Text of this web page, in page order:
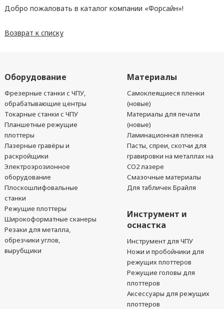
Добро пожаловать в каталог компании «Форсайн»!
Возврат к списку
Оборудование
Фрезерные станки с ЧПУ,
обрабатывающие центры
Токарные станки с ЧПУ
Планшетные режущие
плоттеры
Лазерные гравёры и
раскройщики
Электроэрозионное
оборудование
Плоскошлифовальные
станки
Режущие плоттеры
Широкоформатные сканеры
Резаки для металла,
обрезчики углов,
вырубщики
Материалы
Самоклеящиеся пленки
(новые)
Материалы для печати
(новые)
Ламинационная пленка
Пасты, спреи, скотчи для
гравировки на металлах на
CO2 лазере
Смазочные материалы
Для табличек Брайля
Инструмент и
оснастка
Инструмент для ЧПУ
Ножи и пробойники для
режущих плоттеров
Режущие головы для
плоттеров
Аксессуары для режущих
плоттеров